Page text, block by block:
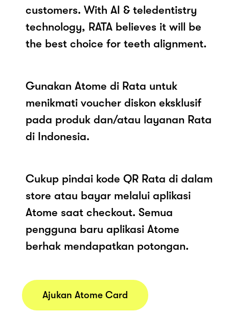
customers. With AI & teledentistry
technology, RATA believes it will be
the best choice for teeth alignment.
Gunakan Atome di Rata untuk
menikmati voucher diskon eksklusif
pada produk dan/atau layanan Rata
di Indonesia.
Cukup pindai kode QR Rata di dalam
store atau bayar melalui aplikasi
Atome saat checkout. Semua
pengguna baru aplikasi Atome
berhak mendapatkan potongan.
Ajukan Atome Card